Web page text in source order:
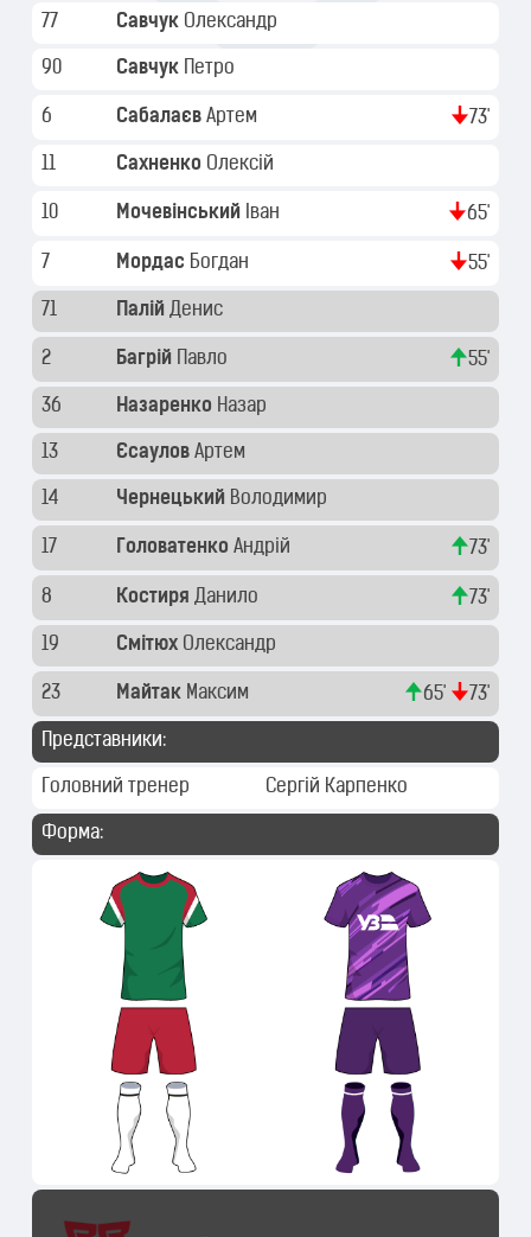
77 Савчук Олександр
90 Савчук Петро
6 Сабалаєв Артем 73'
11 Сахненко Олексій
10 Мочевінський Іван 65'
7 Мордас Богдан 55'
71 Палій Денис
2 Багрій Павло 55'
36 Назаренко Назар
13 Єсаулов Артем
14 Чернецький Володимир
17 Головатенко Андрій 73'
8 Костиря Данило 73'
19 Смітюх Олександр
23 Майтак Максим 65' 73'
Представники:
Головний тренер Сергій Карпенко
Форма: